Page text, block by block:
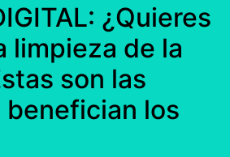
¿Quieres
limpieza de la
son las
los